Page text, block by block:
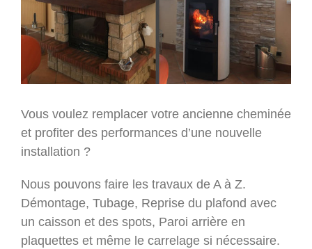
Vous voulez remplacer votre ancienne cheminée
et profiter des performances d’une nouvelle
installation ?
Nous pouvons faire les travaux de A à Z.
Démontage, Tubage, Reprise du plafond avec
un caisson et des spots, Paroi arrière en
plaquettes et même le carrelage si nécessaire.